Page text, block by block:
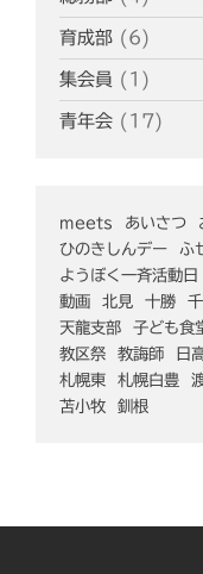
育成部 (6)
集会員 (1)
青年会 (17)
meets あいさつ
ひのきしんデー
ふ
ようぼく一斉活動日
動画
北見 十勝
天龍支部
子ども食
教区祭
教誨師 日
札幌東
札幌白豊
苫小牧
釧根